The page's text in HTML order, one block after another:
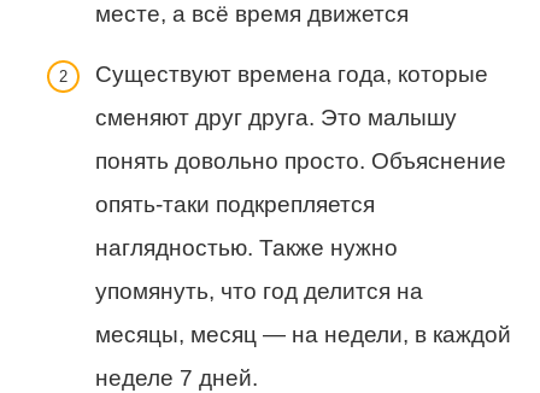
месте, а всё время движется
Существуют времена года, которые
сменяют друг друга. Это малышу
понять довольно просто. Объяснение
опять-таки подкрепляется
наглядностью. Также нужно
упомянуть, что год делится на
месяцы, месяц — на недели, в каждой
неделе 7 дней.